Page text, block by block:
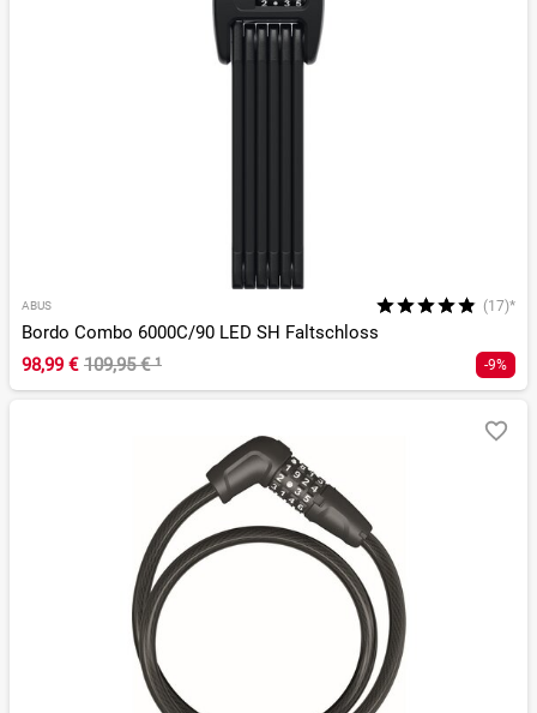
ABUS (17)*
Bordo Combo 6000C/90 LED SH Faltschloss
98,99 € 109,95 €¹ -9%